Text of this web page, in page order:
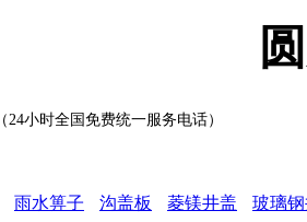
（24小时全国免费统一服务电话）
雨水箅子 沟盖板 菱镁井盖 玻璃